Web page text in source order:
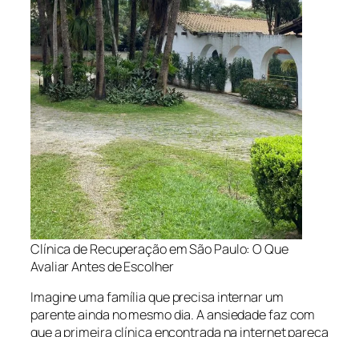
Clínica de Recuperação em São Paulo: O Que
Avaliar Antes de Escolher
Imagine uma família que precisa internar um
parente ainda no mesmo dia. A ansiedade faz com
que a primeira clínica encontrada na internet pareça